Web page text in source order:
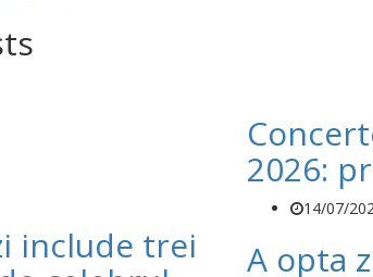
include trei
2026:
14/07/
A opta